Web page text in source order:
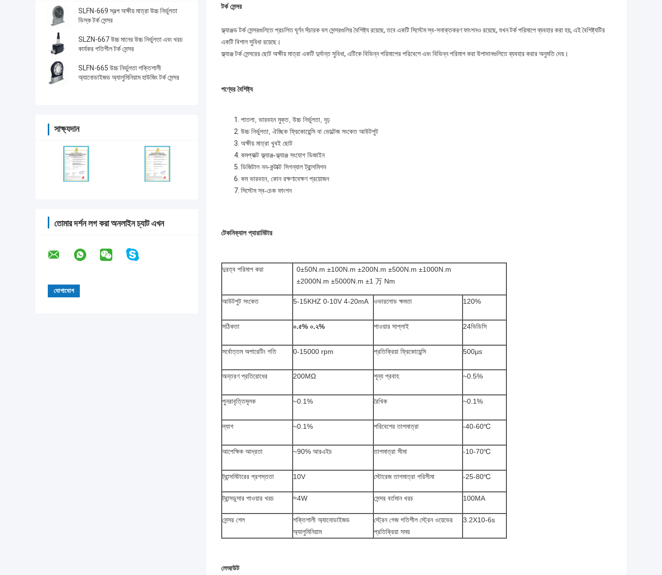
SLFN-669 স্বল্প অক্ষীয় মাত্রা উচ্চ নির্ভুলতা
ডিস্ক টর্ক সেন্সর
SLZN-667 উচ্চ মানের উচ্চ নির্ভুলতা এবং খরচ
কার্যকর গতিশীল টর্ক সেন্সর
SLFN-665 উচ্চ নির্ভুলতা শক্তিশালী
অ্যানোডাইজড অ্যালুমিনিয়াম হাউজিং টর্ক সেন্সর
সাক্ষ্যদান
তোমার দর্শন লগ করা অনলাইন চ্যাট এখন
টর্ক সেন্সর
ফ্ল্যাঞ্জড টর্ক সেন্সরগুলিতে প্রচলিত ঘূর্ণন সঁচারক বল সেন্সরগুলির বৈশিষ্ট্য রয়েছে, তবে একটি সিস্টেম স্ব-সনাক্তকরণ ফাংশনও রয়েছে, যখন টর্ক পরিমাপে ব্যবহার করা হয়, এই বৈশিষ্ট্যটির
একটি বিশাল সুবিধা রয়েছে।
ফ্ল্যাঞ্জ টর্ক সেন্সরের ছোট অক্ষীয় মাত্রা একটি দুর্দান্ত সুবিধা, এটিকে বিভিন্ন পরিমাপের পরিবেশে এবং বিভিন্ন পরিমাপ করা উপাদানগুলিতে ব্যবহার করার অনুমতি দেয়।
পণ্যের বৈশিষ্ট্য
পাতলা, ভারবহন মুক্ত, উচ্চ নির্ভুলতা, দৃঢ়
উচ্চ নির্ভুলতা, ঐচ্ছিক ফ্রিকোয়েন্সি বা ভোল্টেজ সংকেত আউটপুট
অক্ষীয় মাত্রা খুবই ছোট
কমপ্যাক্ট ফ্ল্যাঞ্জ-ফ্ল্যাঞ্জ সংযোগ ডিজাইন
ডিজিটাল নন-কন্টাক্ট সিগন্যাল ট্রান্সমিশন
কম ভারবহন, কোন রক্ষণাবেক্ষণ প্রয়োজন
সিস্টেম স্ব-চেক ফাংশন
টেকনিক্যাল প্যারামিটার
দুরত্ব পরিমাপ করা
0±50N.m ±100N.m ±200N.m ±500N.m ±1000N.m
±2000N.m ±5000N.m ±1 万 Nm
আউটপুট সংকেত 5-15KHZ 0-10V 4-20mA ওভারলোড ক্ষমতা 120%
সঠিকতা ০.৫% ০.২% পাওয়ার সাপ্লাই 24ভিডিসি
সর্বোত্তম অপারেটিং গতি 0-15000 rpm প্রতিক্রিয়া ফ্রিকোয়েন্সি 500μs
অন্তরণ প্রতিরোধের 200MΩ শূন্য প্রবাহ ~0.5%
পুনরাবৃত্তিমূলক ~0.1% রৈখিক ~0.1%
ল্যাগ ~0.1% পরিবেশের তাপমাত্রা -40-60℃
আপেক্ষিক আদ্রতা ~90% আরএইচ তাপমাত্রা সীমা -10-70℃
ট্রান্সমিটারের প্রশস্ততা 10V স্টোরেজ তাপমাত্রা পরিসীমা -25-80℃
ট্রান্সডুসার পাওয়ার খরচ ≈4W সেন্সর বর্তমান খরচ 100MA
সেন্সর শেল
শক্তিশালী অ্যানোডাইজড
অ্যালুমিনিয়াম
স্ট্রেন গেজ গতিশীল স্ট্রেন ওয়েভের
প্রতিক্রিয়া সময়
3.2X10-6s
লেআউট